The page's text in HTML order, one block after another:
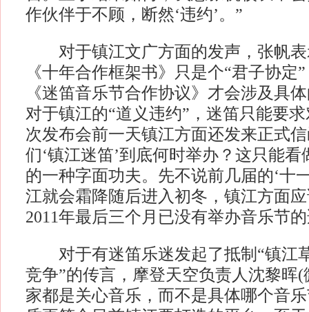
作伙伴于不顾，断然‘违约’。”
对于镇江文广方面的发声，张帆表
《十年合作框架书》只是个“君子协定
《迷笛音乐节合作协议》才会涉及具
对于镇江的“道义违约”，迷笛只能要
次发布会前一天镇江方面还发来正式
们‘镇江迷笛’到底何时举办？这只能
的一种字面功夫。先不说前几届的‘十
江就会霜降随后进入初冬，镇江方面
2011年最后三个月已没有举办音乐节
对于有迷笛乐迷发起了抵制“镇江
竞争”的传言，摩登天空负责人沈黎晖(
家都是关心音乐，而不是具体哪个音